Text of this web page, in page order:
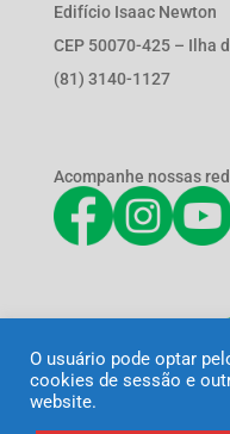
Edifício Isaac Newton
CEP 50070-425 – Ilha
(81) 3140-1127
Acompanhe nossas
O usuário pode optar
cookies de sessão e
website.